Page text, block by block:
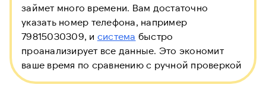
займет много времени. Вам достаточно
указать номер телефона, например
79815030309, и система быстро
проанализирует все данные. Это экономит
ваше время по сравнению с ручной проверкой